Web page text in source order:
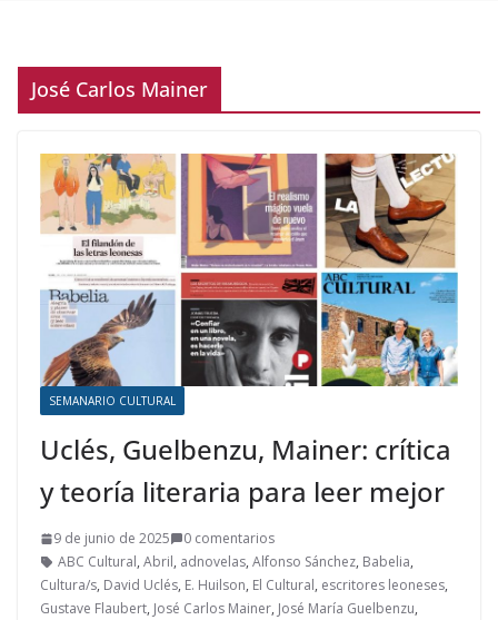
José Carlos Mainer
SEMANARIO CULTURAL
Uclés, Guelbenzu, Mainer: crítica
y teoría literaria para leer mejor
9 de junio de 2025
0 comentarios
ABC Cultural, Abril, adnovelas, Alfonso Sánchez, Babelia,
Cultura/s, David Uclés, E. Huilson, El Cultural, escritores leoneses,
Gustave Flaubert, José Carlos Mainer, José María Guelbenzu,